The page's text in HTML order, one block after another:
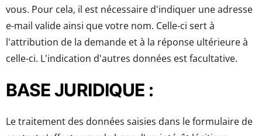
vous. Pour cela, il est nécessaire d'indiquer une adresse
e-mail valide ainsi que votre nom. Celle-ci sert à
l'attribution de la demande et à la réponse ultérieure à
celle-ci. L'indication d'autres données est facultative.
BASE JURIDIQUE :
Le traitement des données saisies dans le formulaire de